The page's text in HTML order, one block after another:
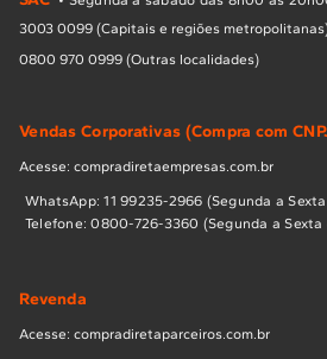
3003 0099 (Capitais e regiões
0800 970 0999 (Outras localidades)
Vendas Corporativas (Compra com
Acesse: compradiretaempresas.com.br
WhatsApp: 11 99235-2966 (Segunda a
Telefone: 0800-726-3360 (Segunda a Sexta
Revenda
Acesse: compradiretaparceiros.com.br